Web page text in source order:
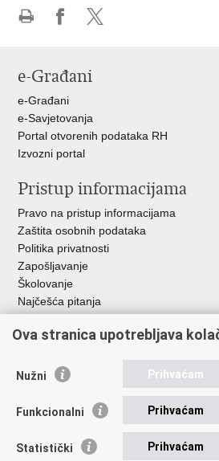
Facebooku
X-
e-Građani
e-Građani
e-Savjetovanja
Portal otvorenih podataka RH
Izvozni portal
Pristup informacijama
Pravo na pristup informacijama
Zaštita osobnih podataka
Politika privatnosti
Zapošljavanje
Školovanje
Najčešća pitanja
Važne poveznice
EMN Nacionalna kontaktna točka za
Policijska akademija
Zaklada policijske solidarnosti
Ova stranica upotrebljava
Nužni Prihvaćam
Funkcionalni Prihvaćam
Statistički Prihvaćam